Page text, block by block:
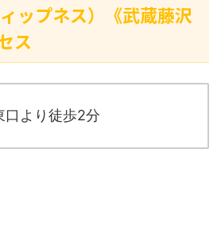
ップネス）《武蔵藤沢
ス
口より徒歩2分